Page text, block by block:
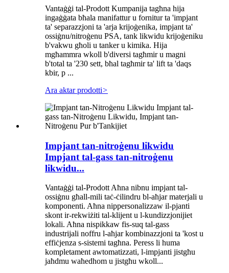
Vantaġġi tal-Prodott Kumpanija tagħna hija
ingaġġata bħala manifattur u fornitur ta 'impjant
ta' separazzjoni ta 'arja krijoġenika, impjant ta'
ossiġnu/nitroġenu PSA, tank likwidu krijoġeniku
b'vakwu għoli u tanker u kimika. Hija
mgħammra wkoll b'diversi tagħmir u magni
b'total ta '230 sett, bħal tagħmir ta' lift ta 'daqs
kbir, p ...
Ara aktar prodotti>
Impjant tan-nitroġenu likwidu
Impjant tal-gass tan-nitroġenu
likwidu...
Vantaġġi tal-Prodott Aħna nibnu impjant tal-
ossiġnu għall-mili taċ-ċilindru bl-aħjar materjali u
komponenti. Aħna nippersonalizzaw il-pjanti
skont ir-rekwiżiti tal-klijent u l-kundizzjonijiet
lokali. Aħna nispikkaw fis-suq tal-gass
industrijali noffru l-aħjar kombinazzjoni ta 'kost u
effiċjenza s-sistemi tagħna. Peress li huma
kompletament awtomatizzati, l-impjanti jistgħu
jaħdmu waħedhom u jistgħu wkoll...